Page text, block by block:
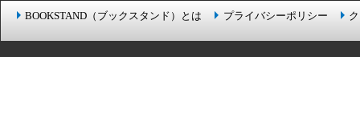
BOOKSTAND（ブックスタンド）とは プライバシーポリシー